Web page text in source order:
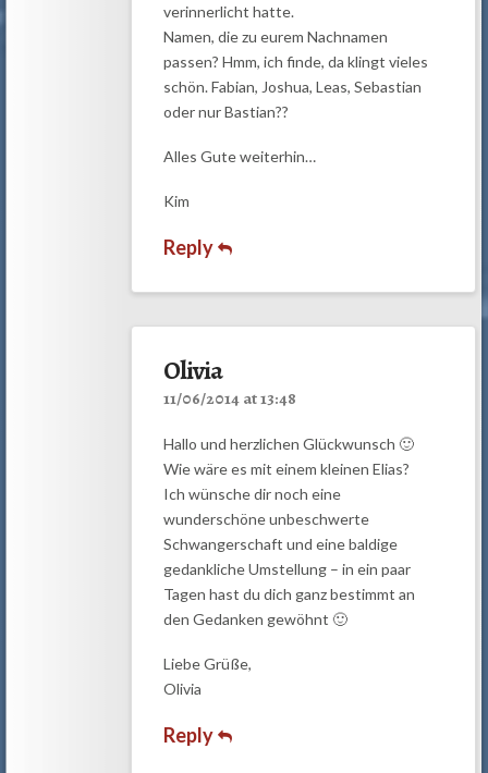
verinnerlicht hatte.
Namen, die zu eurem Nachnamen
passen? Hmm, ich finde, da klingt vieles
schön. Fabian, Joshua, Leas, Sebastian
oder nur Bastian??
Alles Gute weiterhin…
Kim
Reply
Olivia
11/06/2014 at 13:48
Hallo und herzlichen Glückwunsch 🙂
Wie wäre es mit einem kleinen Elias?
Ich wünsche dir noch eine
wunderschöne unbeschwerte
Schwangerschaft und eine baldige
gedankliche Umstellung – in ein paar
Tagen hast du dich ganz bestimmt an
den Gedanken gewöhnt 🙂
Liebe Grüße,
Olivia
Reply